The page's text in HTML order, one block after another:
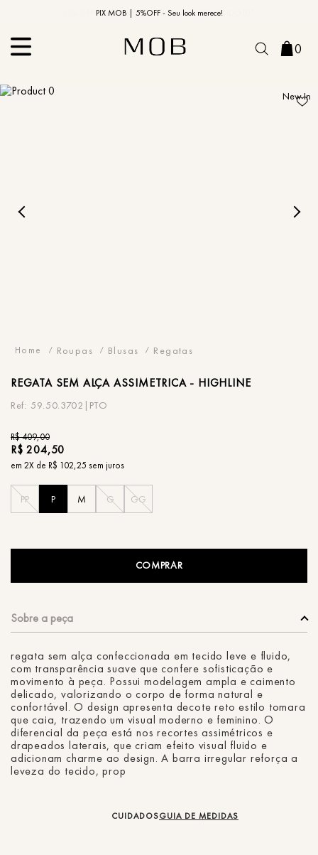
PIX MOB | 5%OFF - Seu look merece!
10% OFF na primeira compra | Cupom: BEMVINDO10*
0
New In
Roupas Blusas Regatas
REGATA SEM ALÇA ASSIMETRICA - HIGHLINE
59.50.3702|PTO
R$409,00
R$ 204,50
em 2X de R$ 102,25 sem juros
PP P M G GG
COMPRAR
regata sem alça confeccionada em tecido leve e fluido,
com transparência suave que confere sofisticação e
movimento à peça. Possui modelagem ampla e caimento
delicado, valorizando o corpo de forma natural e
confortável. O design apresenta decote reto estilo tomara
que caia, trazendo um visual moderno e feminino. O
diferencial da peça está nos recortes assimétricos e
drapeados laterais, que criam efeito visual fluido e
adicionam charme ao design. A barra irregular reforça a
leveza do tecido, prop
CUIDADOSGUIA DE MEDIDAS